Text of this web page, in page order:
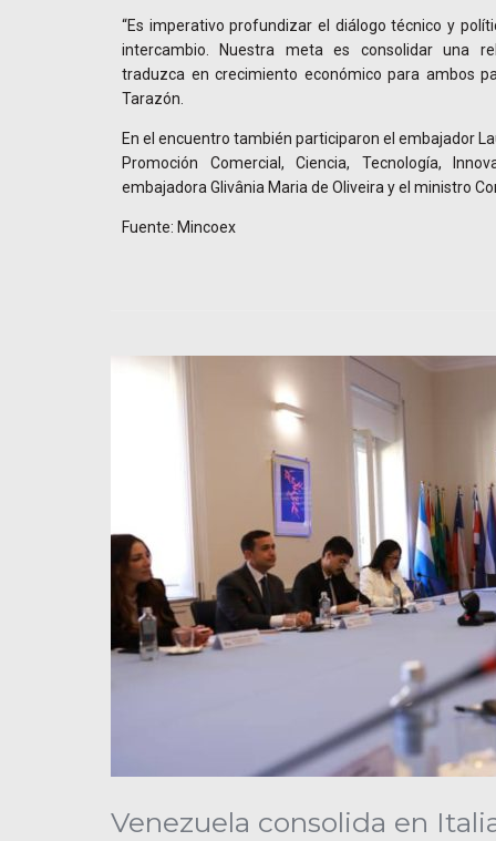
“Es imperativo profundizar el diálogo técnico y
intercambio. Nuestra meta es consolidar una
traduzca en crecimiento económico para ambos
Tarazón.
En el encuentro también participaron el embajador
Promoción Comercial, Ciencia, Tecnología,
embajadora Glivânia Maria de Oliveira y el ministro
Fuente: Mincoex
Venezuela consolida en